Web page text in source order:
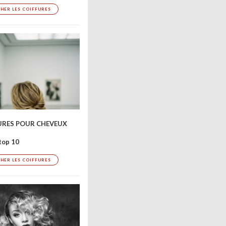
LES COIFFURES
POUR CHEVEUX
10
LES COIFFURES